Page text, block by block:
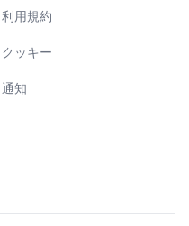
利用規約
クッキー
通知